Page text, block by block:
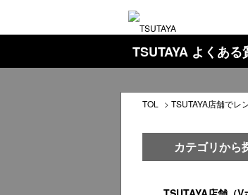
TSUTAYA よくあ
TOL > TSUTAYA店舗でレ
カテゴリから